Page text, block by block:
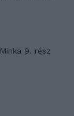
Minka 9. rész